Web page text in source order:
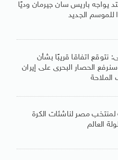
يواجه باريس سان جيرمان وديًا
للموسم الجديد
نتوقع اتفاقا قريبًا بشأن
الحصار البحرى على إيران
الملاحة
لمنتخب مصر لناشئات الكرة
العالم